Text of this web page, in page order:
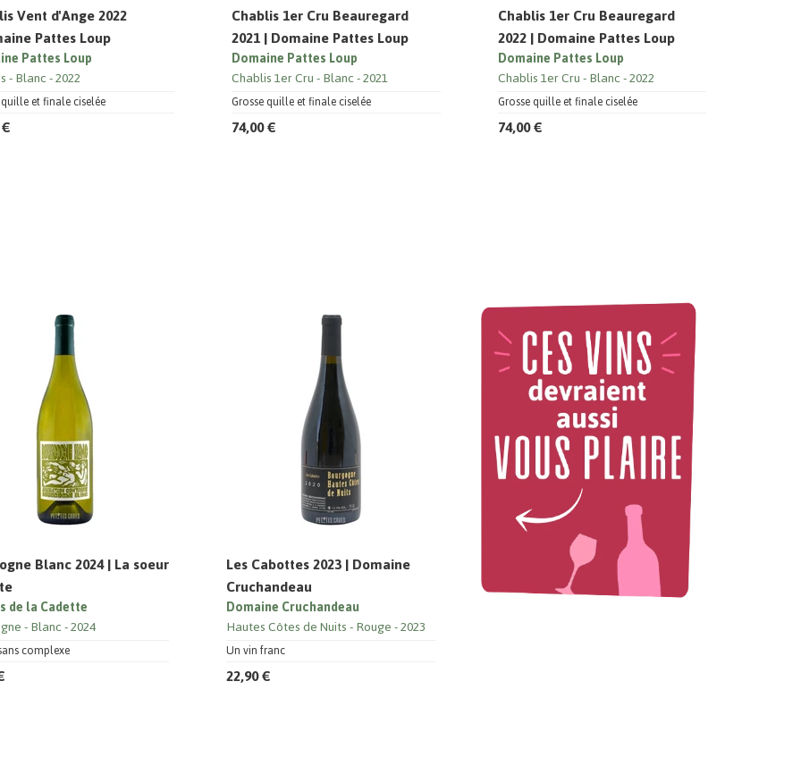
Vent d'Ange 2022
Pattes Loup
et finale ciselée
Pattes Loup
Blanc 2022
Chablis 1er Cru Beauregard
2021 | Domaine Pattes Loup
Grosse quille et finale ciselée
Domaine Pattes Loup
Chablis 1er Cru Blanc 2021
74,00 €
Chablis 1er Cru Beauregard
2022 | Domaine Pattes Loup
Grosse quille et finale ciselée
Domaine Pattes Loup
Chablis 1er Cru Blanc 2022
74,00 €
Blanc 2024 | La soeur
complexe
de la Cadette
Blanc 2024
Les Cabottes 2023 | Domaine
Cruchandeau
Un vin franc
Domaine Cruchandeau
Hautes Côtes de Nuits Rouge 2023
22,90 €